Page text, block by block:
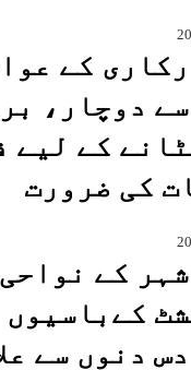
کے
سے دوچار،
کے لیے
کی ضرورت
کے
کےباسیوں
دنوں سے